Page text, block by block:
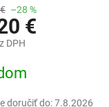
–28 %
€
DPH
doručiť do:7.8.2026